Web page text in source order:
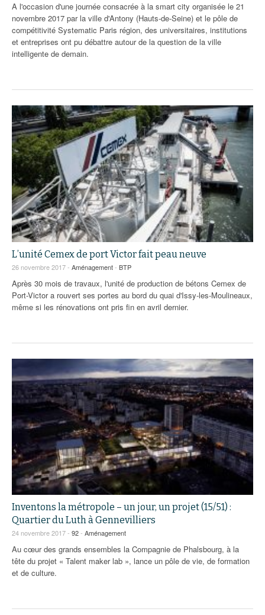
A l'occasion d'une journée consacrée à la smart city organisée le 21
novembre 2017 par la ville d'Antony (Hauts-de-Seine) et le pôle de
compétitivité Systematic Paris région, des universitaires, institutions
et entreprises ont pu débattre autour de la question de la ville
intelligente de demain.
L’unité Cemex de port Victor fait peau neuve
26 novembre 2017 - Aménagement- BTP
Après 30 mois de travaux, l'unité de production de bétons Cemex de
Port-Victor a rouvert ses portes au bord du quai d'Issy-les-Moulineaux,
même si les rénovations ont pris fin en avril dernier.
Inventons la métropole – un jour, un projet (15/51) :
Quartier du Luth à Gennevilliers
24 novembre 2017 - 92- Aménagement
Au cœur des grands ensembles la Compagnie de Phalsbourg, à la
tête du projet « Talent maker lab », lance un pôle de vie, de formation
et de culture.